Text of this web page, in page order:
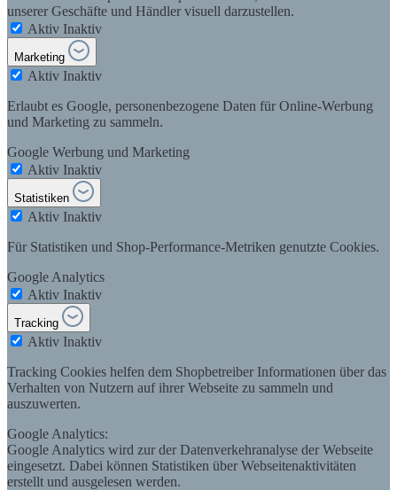
unserer Geschäfte und Händler visuell darzustellen.
Aktiv Inaktiv
Marketing
Aktiv Inaktiv
Erlaubt es Google, personenbezogene Daten für Online-Werbung
und Marketing zu sammeln.
Google Werbung und Marketing
Aktiv Inaktiv
Statistiken
Aktiv Inaktiv
Für Statistiken und Shop-Performance-Metriken genutzte Cookies.
Google Analytics
Aktiv Inaktiv
Tracking
Aktiv Inaktiv
Tracking Cookies helfen dem Shopbetreiber Informationen über das
Verhalten von Nutzern auf ihrer Webseite zu sammeln und
auszuwerten.
Google Analytics:
Google Analytics wird zur der Datenverkehranalyse der Webseite
eingesetzt. Dabei können Statistiken über Webseitenaktivitäten
erstellt und ausgelesen werden.